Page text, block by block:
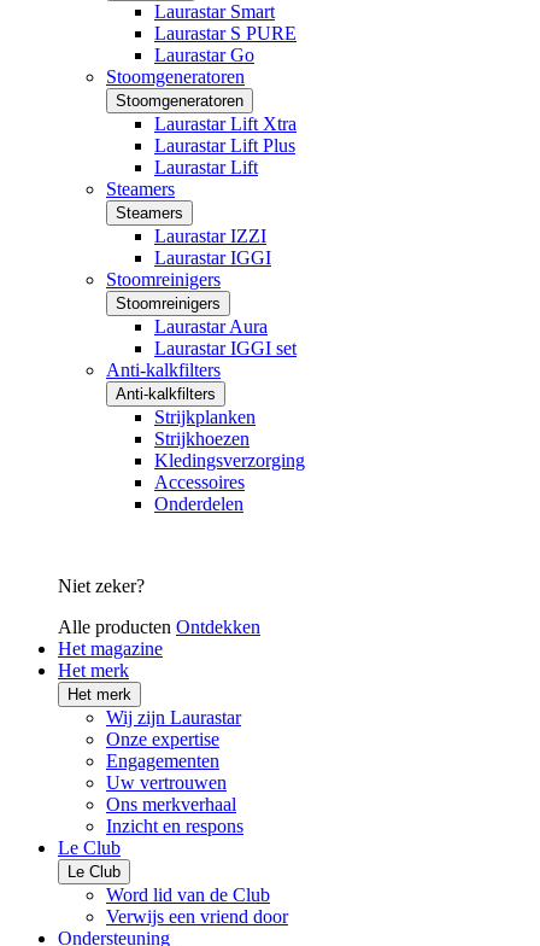
Laurastar Smart
Laurastar S PURE
Laurastar Go
Stoomgeneratoren
Stoomgeneratoren
Laurastar Lift Xtra
Laurastar Lift Plus
Laurastar Lift
Steamers
Steamers
Laurastar IZZI
Laurastar IGGI
Stoomreinigers
Stoomreinigers
Laurastar Aura
Laurastar IGGI set
Anti-kalkfilters
Anti-kalkfilters
Strijkplanken
Strijkhoezen
Kledingsverzorging
Accessoires
Onderdelen
Niet zeker?
Alle producten Ontdekken
Het magazine
Het merk
Het merk
Wij zijn Laurastar
Onze expertise
Engagementen
Uw vertrouwen
Ons merkverhaal
Inzicht en respons
Le Club
Le Club
Word lid van de Club
Verwijs een vriend door
Ondersteuning